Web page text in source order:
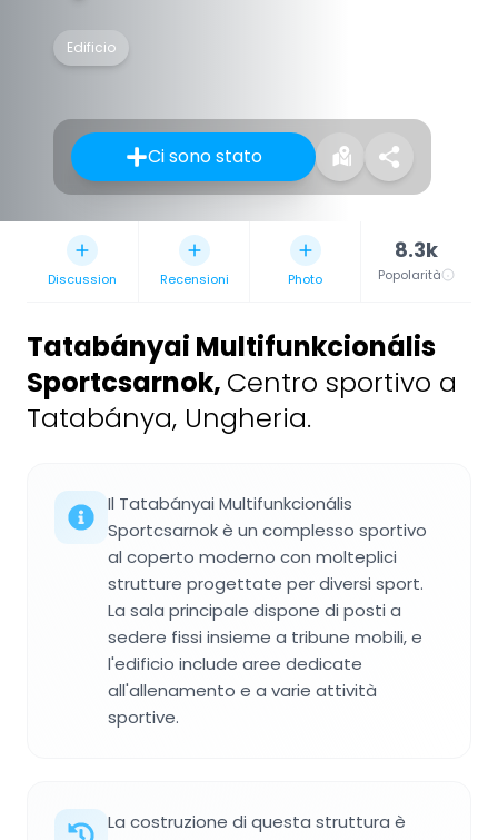
Edificio
Ci sono stato
Discussion Recensioni Photo
8.3k
Popolarità
Tatabányai Multifunkcionális
Sportcsarnok, Centro sportivo a
Tatabánya, Ungheria.
Il Tatabányai Multifunkcionális
Sportcsarnok è un complesso sportivo
al coperto moderno con molteplici
strutture progettate per diversi sport.
La sala principale dispone di posti a
sedere fissi insieme a tribune mobili, e
l'edificio include aree dedicate
all'allenamento e a varie attività
sportive.
La costruzione di questa struttura è